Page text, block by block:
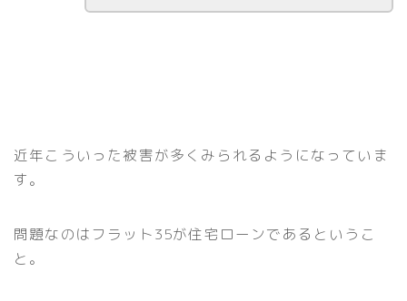
近年こういった被害が多くみられるようになっていま
す。
問題なのはフラット35が住宅ローンであるというこ
と。